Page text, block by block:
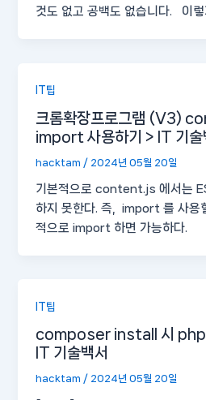
것도 없고 공백도 없습니다. 이
IT팁
크롬확장프로그램 (V3)
import 사용하기 > IT 기술
hacktam / 2024년 05월 20일
기본적으로 content.js 에서는
하지 못한다. 즉, import 를 사용
적으로 import 하면 가능하다.
IT팁
composer install 시 php
IT 기술백서
hacktam / 2024년 05월 20일